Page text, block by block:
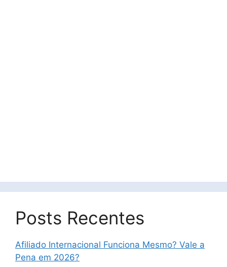
Posts Recentes
Afiliado Internacional Funciona Mesmo? Vale a
Pena em 2026?